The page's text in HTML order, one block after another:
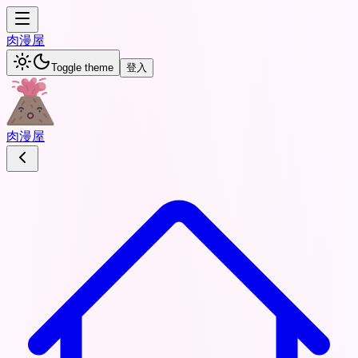
肉漫屋
Toggle theme 登入
肉漫屋